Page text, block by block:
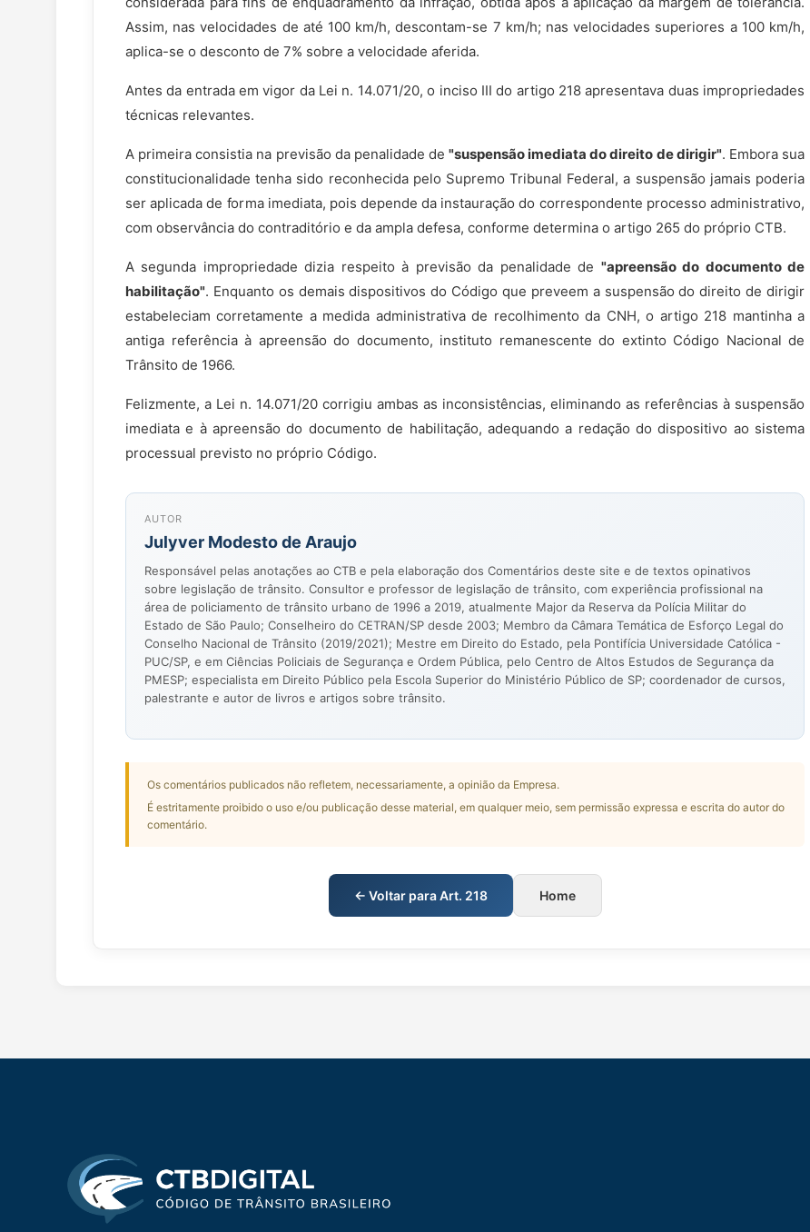
Assim, nas velocidades de até 100 km/h, descontam-se 7 km/h; nas velocidades superiores a 100 km/h,
aplica-se o desconto de 7% sobre a velocidade aferida.
Antes da entrada em vigor da Lei n. 14.071/20, o inciso III do artigo 218 apresentava duas impropriedades
técnicas relevantes.
A primeira consistia na previsão da penalidade de"suspensão imediata do direito de dirigir". Embora sua
constitucionalidade tenha sido reconhecida pelo Supremo Tribunal Federal, a suspensão jamais poderia
ser aplicada de forma imediata, pois depende da instauração do correspondente processo administrativo,
com observância do contraditório e da ampla defesa, conforme determina o artigo 265 do próprio CTB.
A segunda impropriedade dizia respeito à previsão da penalidade de "apreensão do documento de
habilitação". Enquanto os demais dispositivos do Código que preveem a suspensão do direito de dirigir
estabeleciam corretamente a medida administrativa de recolhimento da CNH, o artigo 218 mantinha a
antiga referência à apreensão do documento, instituto remanescente do extinto Código Nacional de
Trânsito de 1966.
Felizmente, a Lei n. 14.071/20 corrigiu ambas as inconsistências, eliminando as referências à suspensão
imediata e à apreensão do documento de habilitação, adequando a redação do dispositivo ao sistema
processual previsto no próprio Código.
AUTOR
Julyver Modesto de Araujo
Responsável pelas anotações ao CTB e pela elaboração dos Comentários deste site e de textos opinativos
sobre legislação de trânsito. Consultor e professor de legislação de trânsito, com experiência profissional na
área de policiamento de trânsito urbano de 1996 a 2019, atualmente Major da Reserva da Polícia Militar do
Estado de São Paulo; Conselheiro do CETRAN/SP desde 2003; Membro da Câmara Temática de Esforço Legal do
Conselho Nacional de Trânsito (2019/2021); Mestre em Direito do Estado, pela Pontifícia Universidade Católica -
PUC/SP, e em Ciências Policiais de Segurança e Ordem Pública, pelo Centro de Altos Estudos de Segurança da
PMESP; especialista em Direito Público pela Escola Superior do Ministério Público de SP; coordenador de cursos,
palestrante e autor de livros e artigos sobre trânsito.
Os comentários publicados não refletem, necessariamente, a opinião da Empresa.
É estritamente proibido o uso e/ou publicação desse material, em qualquer meio, sem permissão expressa e escrita do autor do
comentário.
← Voltar para Art. 218 Home